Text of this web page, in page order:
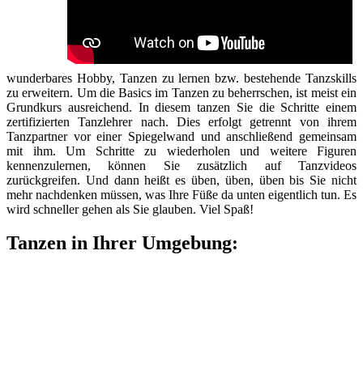
wunderbares Hobby, Tanzen zu lernen bzw. bestehende Tanzskills
zu erweitern. Um die Basics im Tanzen zu beherrschen, ist meist ein
Grundkurs ausreichend. In diesem tanzen Sie die Schritte einem
zertifizierten Tanzlehrer nach. Dies erfolgt getrennt von ihrem
Tanzpartner vor einer Spiegelwand und anschließend gemeinsam
mit ihm. Um Schritte zu wiederholen und weitere Figuren
kennenzulernen, können Sie zusätzlich auf Tanzvideos
zurückgreifen. Und dann heißt es üben, üben, üben bis Sie nicht
mehr nachdenken müssen, was Ihre Füße da unten eigentlich tun. Es
wird schneller gehen als Sie glauben. Viel Spaß!
Tanzen in Ihrer Umgebung: